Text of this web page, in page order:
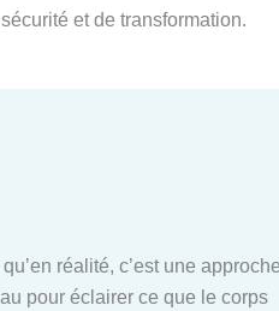
et de transformation.
réalité, c’est une approche
pour éclairer ce que le corps